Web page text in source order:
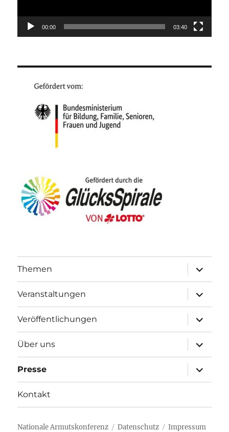
00:00 03:40
Themen
öffnen
Veranstaltungen
öffnen
Veröffentlichungen
öffnen
Über uns
öffnen
Presse
öffnen
Kontakt
Nationale Armutskonferenz Datenschutz Impressum